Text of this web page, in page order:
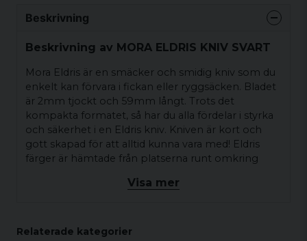
Beskrivning
Beskrivning av MORA ELDRIS KNIV SVART
Mora Eldris är en smäcker och smidig kniv som du
enkelt kan förvara i fickan eller ryggsäcken. Bladet
är 2mm tjockt och 59mm långt. Trots det
kompakta formatet, så har du alla fördelar i styrka
och säkerhet i en Eldris kniv. Kniven är kort och
gott skapad för att alltid kunna vara med! Eldris
färger är hämtade från platserna runt omkring
av Sveriges mest välbekanta färger. Ända sedan
internationell symbol för Sverige och för Dalarna.
Visa mer
Relaterade kategorier